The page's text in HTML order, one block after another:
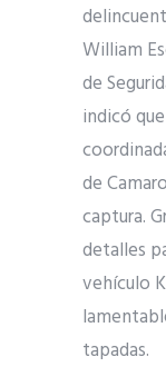
William
de
indicó
de
captura.
detalles
vehículo
tapadas.